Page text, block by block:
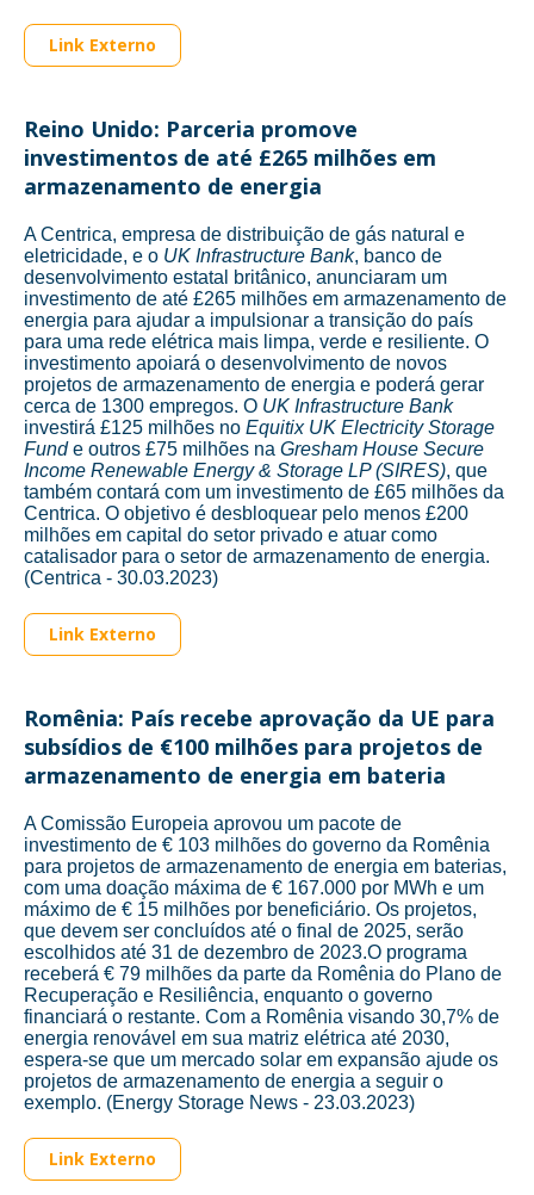
Link Externo
Reino Unido: Parceria promove
investimentos de até £265 milhões em
armazenamento de energia
A Centrica, empresa de distribuição de gás natural e
eletricidade, e o UK Infrastructure Bank, banco de
desenvolvimento estatal britânico, anunciaram um
investimento de até £265 milhões em armazenamento de
energia para ajudar a impulsionar a transição do país
para uma rede elétrica mais limpa, verde e resiliente. O
investimento apoiará o desenvolvimento de novos
projetos de armazenamento de energia e poderá gerar
cerca de 1300 empregos. O UK Infrastructure Bank
investirá £125 milhões no Equitix UK Electricity Storage
Funde outros £75 milhões na Gresham House Secure
Income Renewable Energy & Storage LP (SIRES), que
também contará com um investimento de £65 milhões da
Centrica. O objetivo é desbloquear pelo menos £200
milhões em capital do setor privado e atuar como
catalisador para o setor de armazenamento de energia.
(Centrica - 30.03.2023)
Link Externo
Romênia: País recebe aprovação da UE para
subsídios de €100 milhões para projetos de
armazenamento de energia em bateria
A Comissão Europeia aprovou um pacote de
investimento de € 103 milhões do governo da Romênia
para projetos de armazenamento de energia em baterias,
com uma doação máxima de € 167.000 por MWh e um
máximo de € 15 milhões por beneficiário. Os projetos,
que devem ser concluídos até o final de 2025, serão
escolhidos até 31 de dezembro de 2023.O programa
receberá € 79 milhões da parte da Romênia do Plano de
Recuperação e Resiliência, enquanto o governo
financiará o restante. Com a Romênia visando 30,7% de
energia renovável em sua matriz elétrica até 2030,
espera-se que um mercado solar em expansão ajude os
projetos de armazenamento de energia a seguir o
exemplo. (Energy Storage News - 23.03.2023)
Link Externo